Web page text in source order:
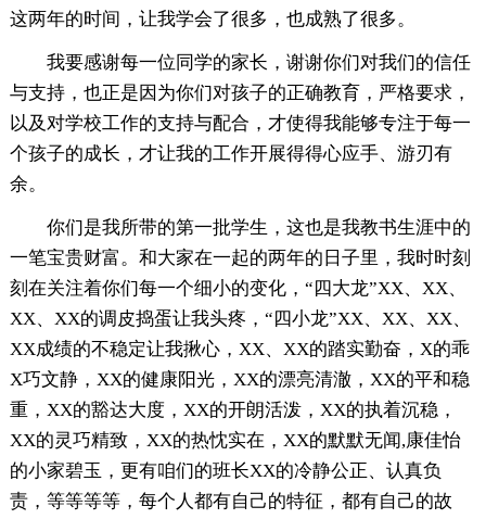
这两年的时间，让我学会了很多，也成熟了很多。
我要感谢每一位同学的家长，谢谢你们对我们的信任
与支持，也正是因为你们对孩子的正确教育，严格要求，
以及对学校工作的支持与配合，才使得我能够专注于每一
个孩子的成长，才让我的工作开展得得心应手、游刃有
余。
你们是我所带的第一批学生，这也是我教书生涯中的
一笔宝贵财富。和大家在一起的两年的日子里，我时时刻
刻在关注着你们每一个细小的变化，“四大龙”XX、XX、
XX、XX的调皮捣蛋让我头疼，“四小龙”XX、XX、XX、
XX成绩的不稳定让我揪心，XX、XX的踏实勤奋，X的乖
X巧文静，XX的健康阳光，XX的漂亮清澈，XX的平和稳
重，XX的豁达大度，XX的开朗活泼，XX的执着沉稳，
XX的灵巧精致，XX的热忱实在，XX的默默无闻,康佳怡
的小家碧玉，更有咱们的班长XX的冷静公正、认真负
责，等等等等，每个人都有自己的特征，都有自己的故